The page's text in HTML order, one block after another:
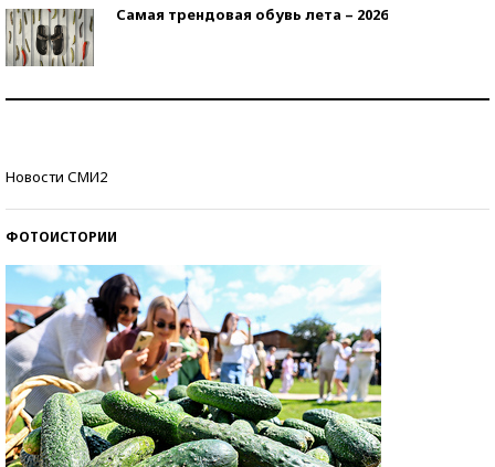
Самая трендовая обувь лета – 2026
Новости СМИ2
ФОТОИСТОРИИ